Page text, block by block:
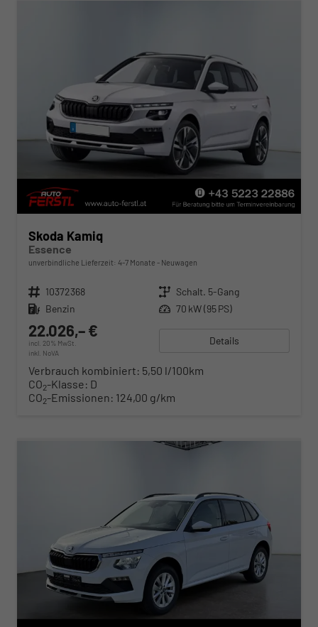
Skoda Kamiq
Essence
unverbindliche Lieferzeit: 4-7 Monate Neuwagen
Fahrzeugnr. 10372368 Getriebe Schalt. 5-Gang
Kraftstoff Benzin Leistung 70 kW (95 PS)
22.026,– €
incl. 20% MwSt.
inkl. NoVA
Details
Verbrauch kombiniert: 5,50 l/100km
CO2-Klasse: D
CO2-Emissionen: 124,00 g/km